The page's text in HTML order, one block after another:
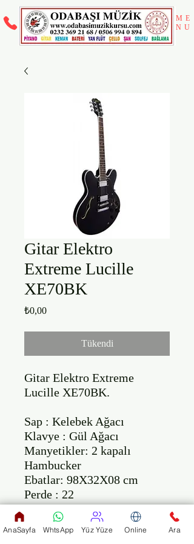
ME
NU
Gitar Elektro
Extreme Lucille
XE70BK
₺0,00Fiyat
Tükendi
Gitar Elektro Extreme
Lucille XE70BK.
Sap : Kelebek Ağacı
Klavye : Gül Ağacı
Manyetikler: 2 kapalı
Hambucker
Ebatlar: 98X32X08 cm
Perde : 22
Renk: Siyah
Masif ağaçlardan imal
AnaSayfa WhtsApp Yüz Yüze Online Ara